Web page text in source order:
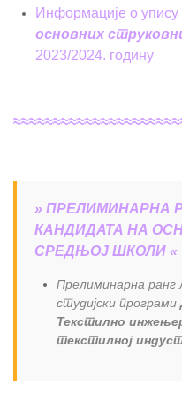
Информације о упису
основних
2023/2024. годину
» ПРЕЛИМИНАРНА
КАНДИДАТА НА
СРЕДЊОЈ ШКОЛИ «
Прелиминарна
студијски програми
Текстилно
текстилној